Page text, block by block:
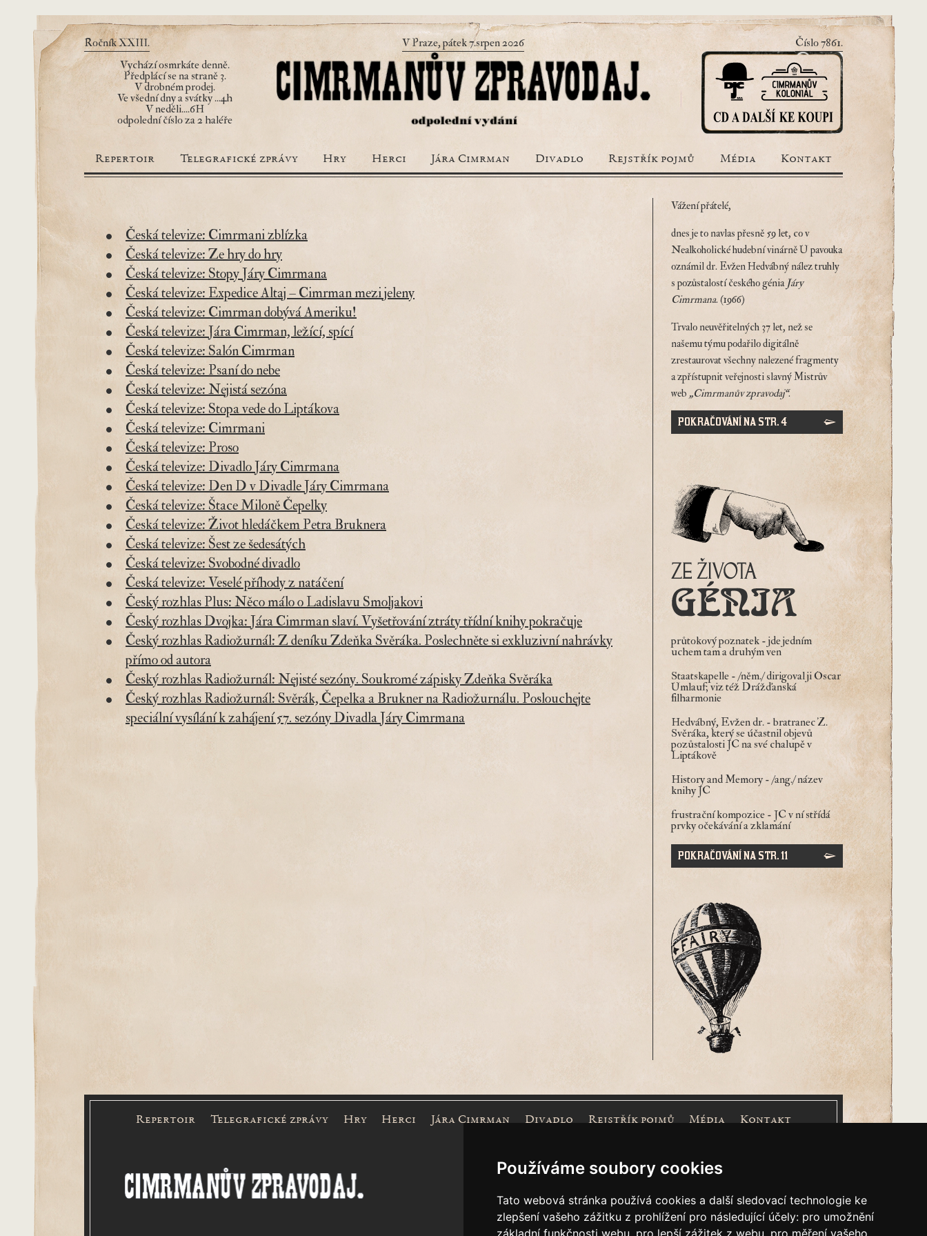
Používáme soubory cookies
Tato webová stránka používá cookies a další sledovací technologie ke
zlepšení vašeho zážitku z prohlížení pro následující účely: pro umožnění
základní funkčnosti webu pro lepší zážitek z webu pro měření vašeho
Ročník XXIII. V Praze, pátek 7.srpen 2026
Číslo 7861.
Vychází osmrkáte denně.
Předplácí se na straně 3.
V drobném prodej.
Ve všední dny a svátky ...4h
V neděli....6H
odpolední číslo za 2 haléře
Repertoir Telegrafické zprávy Hry Herci Jára Cimrman Divadlo Rejstřík pojmů Média Kontakt
Česká televize: Cimrmani zblízka
Česká televize: Ze hry do hry
Česká televize: Stopy Járy Cimrmana
Česká televize: Expedice Altaj – Cimrman mezi jeleny
Česká televize: Cimrman dobývá Ameriku!
Česká televize: Jára Cimrman, ležící, spící
Česká televize: Salón Cimrman
Česká televize: Psaní do nebe
Česká televize: Nejistá sezóna
Česká televize: Stopa vede do Liptákova
Česká televize: Cimrmani
Česká televize: Proso
Česká televize: Divadlo Járy Cimrmana
Česká televize: Den D v Divadle Járy Cimrmana
Česká televize: Štace Miloně Čepelky
Česká televize: Život hledáčkem Petra Bruknera
Česká televize: Šest ze šedesátých
Česká televize: Svobodné divadlo
Česká televize: Veselé příhody z natáčení
Český rozhlas Plus: Něco málo o Ladislavu Smoljakovi
Český rozhlas Dvojka: Jára Cimrman slaví. Vyšetřování ztráty třídní knihy pokračuje
Český rozhlas Radiožurnál: Z deníku Zdeňka Svěráka. Poslechněte si exkluzivní nahrávky
přímo od autora
Český rozhlas Radiožurnál: Nejisté sezóny. Soukromé zápisky Zdeňka Svěráka
Český rozhlas Radiožurnál: Svěrák, Čepelka a Brukner na Radiožurnálu. Poslouchejte
speciální vysílání k zahájení 57. sezóny Divadla Járy Cimrmana
Vážení přátelé,
dnes je to navlas přesně 59 let, co v
Nealkoholické hudební vinárně U pavouka
oznámil dr. Evžen Hedvábný nález truhly
s pozůstalostí českého génia Járy
Cimrmana. (1966)
Trvalo neuvěřitelných 37 let, než se
našemu týmu podařilo digitálně
zrestaurovat všechny nalezené fragmenty
a zpřístupnit veřejnosti slavný Mistrův
web „Cimrmanův zpravodaj“.
POKRAČOVÁNÍ NA STR. 4
průtokový poznatek- jde jedním
uchem tam a druhým ven
Staatskapelle- /něm./ dirigoval ji Oscar
Umlauf; viz též Drážďanská
filharmonie
Hedvábný, Evžen dr.- bratranec Z.
Svěráka, který se účastnil objevů
pozůstalosti JC na své chalupě v
Liptákově
History and Memory- /ang./ název
knihy JC
frustrační kompozice- JC v ní střídá
prvky očekávání a zklamání
POKRAČOVÁNÍ NA STR. 11
Repertoir Telegrafické zprávy Hry Herci Jára Cimrman Divadlo Rejstřík pojmů Média Kontakt